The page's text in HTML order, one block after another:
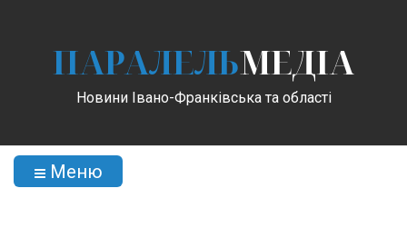
ПАРАЛЕЛЬМЕДІА
Новини Івано-Франківська та області
Меню